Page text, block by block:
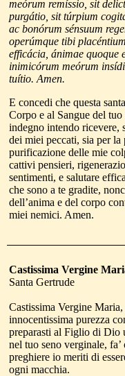
meórum remíssio, sit
purgátio, sit túrpium
ac bonórum sénsuum
operúmque tibi
efficácia, ánimae quoque
inimicórum meórum
tuítio. Amen.
E concedi che questa
Corpo e al Sangue del
indegno intendo ricevere,
dei miei peccati, sia per la
purificazione delle mie
cattivi pensieri,
sentimenti, e salutare
che sono a te gradite,
dell’anima e del corpo
miei nemici. Amen.
Castissima Vergine
Santa Gertrude
Castissima Vergine
innocentissima purezza
preparasti al Figlio di Dio
nel tuo seno verginale, fa’
preghiere io meriti di
ogni macchia.